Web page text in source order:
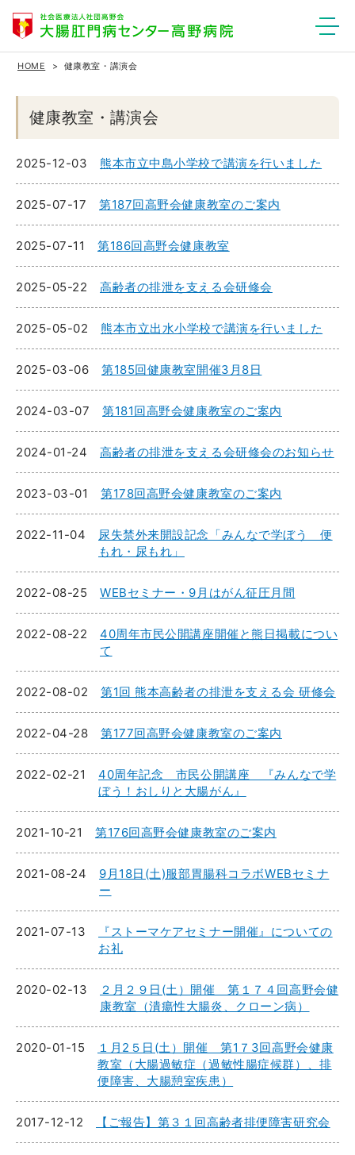
HOME 健康教室・講演会
健康教室・講演会
2025-12-03 熊本市立中島小学校で講演を行いました
2025-07-17 第187回高野会健康教室のご案内
2025-07-11 第186回高野会健康教室
2025-05-22 高齢者の排泄を支える会研修会
2025-05-02 熊本市立出水小学校で講演を行いました
2025-03-06 第185回健康教室開催3月8日
2024-03-07 第181回高野会健康教室のご案内
2024-01-24 高齢者の排泄を支える会研修会のお知らせ
2023-03-01 第178回高野会健康教室のご案内
2022-11-04
尿失禁外来開設記念「みんなで学ぼう 便
もれ・尿もれ」
2022-08-25 WEBセミナー・9月はがん征圧月間
2022-08-22
40周年市民公開講座開催と熊日掲載につい
て
2022-08-02 第1回 熊本高齢者の排泄を支える会 研修会
2022-04-28 第177回高野会健康教室のご案内
2022-02-21
40周年記念 市民公開講座 『みんなで学
ぼう！おしりと大腸がん』
2021-10-21 第176回高野会健康教室のご案内
2021-08-24
9月18日(土)服部胃腸科コラボWEBセミナ
ー
2021-07-13
『ストーマケアセミナー開催』についての
お礼
2020-02-13
２月２９日(土）開催 第１７４回高野会健
康教室（潰瘍性大腸炎、クローン病）
2020-01-15
１月2５日(土）開催 第1７3回高野会健康
教室（大腸過敏症（過敏性腸症候群）、排
便障害、大腸憩室疾患）
2017-12-12 【ご報告】第３１回高齢者排便障害研究会